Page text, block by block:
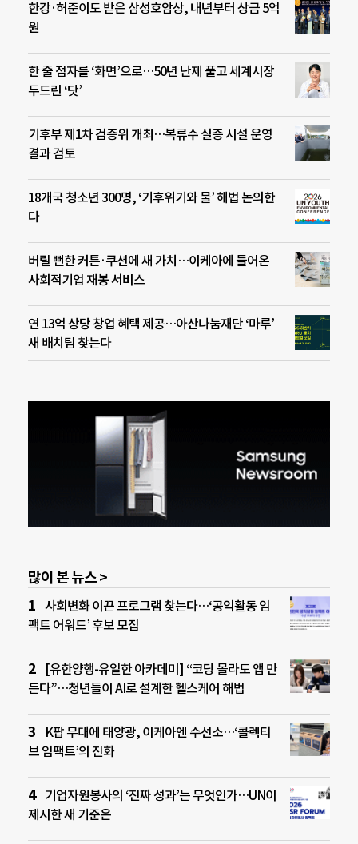
한강·허준이도 받은 삼성호암상, 내년부터 상금 5억
원
한 줄 점자를 ‘화면’으로…50년 난제 풀고 세계시장
두드린 ‘닷’
기후부 제1차 검증위 개최…복류수 실증 시설 운영
결과 검토
18개국 청소년 300명, ‘기후위기와 물’ 해법 논의한
다
버릴 뻔한 커튼·쿠션에 새 가치…이케아에 들어온
사회적기업 재봉 서비스
연 13억 상당 창업 혜택 제공…아산나눔재단 ‘마루’
새 배치팀 찾는다
많이 본 뉴스 >
사회변화 이끈 프로그램 찾는다…‘공익활동 임
팩트 어워드’ 후보 모집
[유한양행-유일한 아카데미] “코딩 몰라도 앱 만
든다”…청년들이 AI로 설계한 헬스케어 해법
K팝 무대에 태양광, 이케아엔 수선소…‘콜렉티
브 임팩트’의 진화
기업자원봉사의 ‘진짜 성과’는 무엇인가…UN이
제시한 새 기준은